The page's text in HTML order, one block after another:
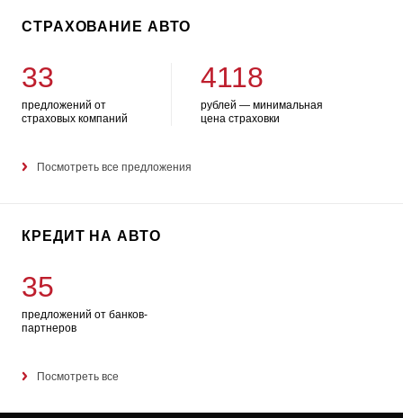
СТРАХОВАНИЕ АВТО
33
предложений от
страховых компаний
4118
рублей — минимальная
цена страховки
Посмотреть все предложения
КРЕДИТ НА АВТО
35
предложений от банков-
партнеров
Посмотреть все